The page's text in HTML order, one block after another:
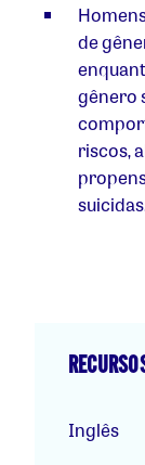
de
gênero
riscos,
Inglês